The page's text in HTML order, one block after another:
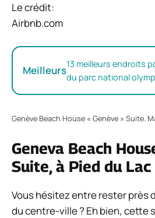
Le crédit:
Airbnb.com
Meilleurs13 meilleurs endroits
du parc national
Genève Beach House « Genève » Suite.
Geneva Beach
Suite, à Pied du Lac
Vous hésitez entre rester près
du centre-ville ? Eh bien, cette